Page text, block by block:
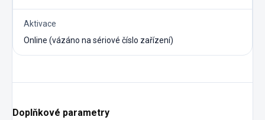
Aktivace
Online (vázáno na sériové číslo zařízení)
Doplňkové parametry